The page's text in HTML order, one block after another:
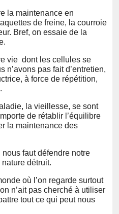
la maintenance en
de freine, la courroie
Bref, on essaie de la
vie dont les cellules se
n’avons pas fait d’entretien,
à force de répétition,
la vieillesse, se sont
de rétablir l’équilibre
la maintenance des
nous faut défendre notre
détruit.
où l’on regarde surtout
n’ait pas cherché à utiliser
tout ce qui peut nous